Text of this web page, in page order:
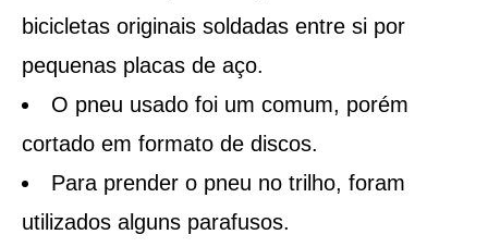
bicicletas originais soldadas entre si por
pequenas placas de aço.
O pneu usado foi um comum, porém
cortado em formato de discos.
Para prender o pneu no trilho, foram
utilizados alguns parafusos.